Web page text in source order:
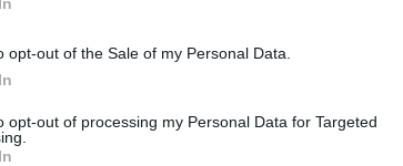
opt-out of the Sale of my Personal Data.
opt-out of processing my Personal Data for Targeted
за това са, че в следващата
дадени насоки и как ще се използва
на Методиката, за което не